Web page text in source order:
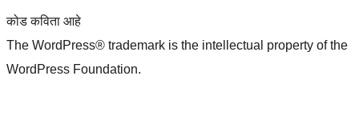
कोड कविता आहे
The WordPress® trademark is the intellectual property of the
WordPress Foundation.